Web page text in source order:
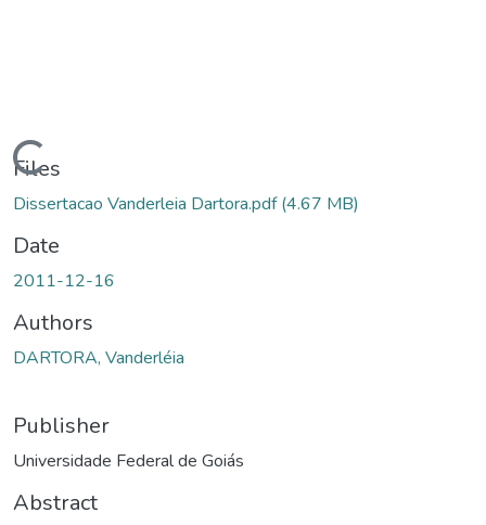
Loading...
Files
Dissertacao Vanderleia Dartora.pdf(4.67 MB)
Date
2011-12-16
Authors
DARTORA, Vanderléia
Publisher
Universidade Federal de Goiás
Abstract